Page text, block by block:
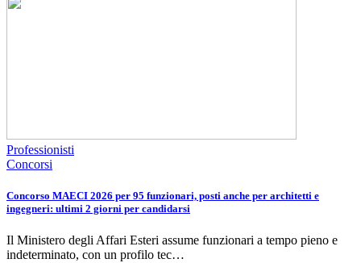
Professionisti
Concorsi
Concorso MAECI 2026 per 95 funzionari, posti anche per architetti e
ingegneri: ultimi 2 giorni per candidarsi
Il Ministero degli Affari Esteri assume funzionari a tempo pieno e
indeterminato, con un profilo tec…